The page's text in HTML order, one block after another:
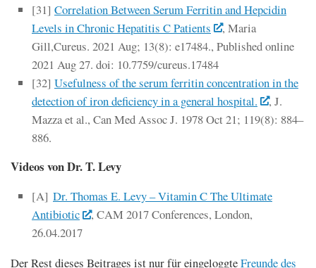
[31] Correlation Between Serum Ferritin and Hepcidin
Levels in Chronic Hepatitis C Patients
, Maria
Gill,Cureus. 2021 Aug; 13(8): e17484., Published online
2021 Aug 27. doi: 10.7759/cureus.17484
[32] Usefulness of the serum ferritin concentration in the
detection of iron deficiency in a general hospital.
, J.
Mazza et al., Can Med Assoc J. 1978 Oct 21; 119(8): 884–
886.
Videos von Dr. T. Levy
[A] Dr. Thomas E. Levy – Vitamin C The Ultimate
Antibiotic
, CAM 2017 Conferences, London,
26.04.2017
Der Rest dieses Beitrages ist nur für eingeloggteFreunde des